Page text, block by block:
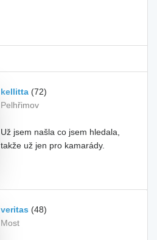
kellitta (72)
Pelhřimov
Už jsem našla co jsem hledala,
takže už jen pro kamarády.
veritas (48)
Most